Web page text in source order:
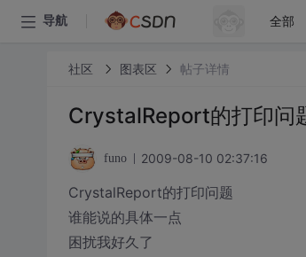
导航 全部
社区 图表区 帖子详情
CrystalReport的打印问
funo 2009-08-10 02:37:16
CrystalReport的打印问题
谁能说的具体一点
困扰我好久了